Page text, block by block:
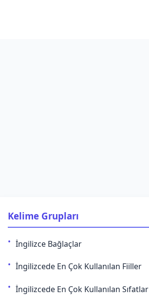
Kelime Grupları
İngilizce Bağlaçlar
İngilizcede En Çok Kullanılan Fiiller
İngilizcede En Çok Kullanılan Sıfatlar